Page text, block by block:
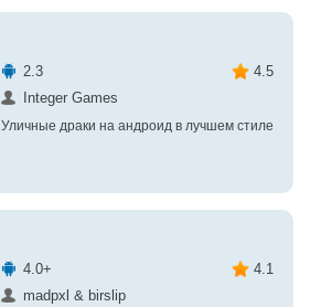
2.3
4.5
Integer Games
Уличные драки на андроид в лучшем стиле
4.0+
4.1
madpxl & birslip